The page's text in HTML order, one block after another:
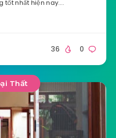
tốt nhất hiện nay….
0
36
Thất